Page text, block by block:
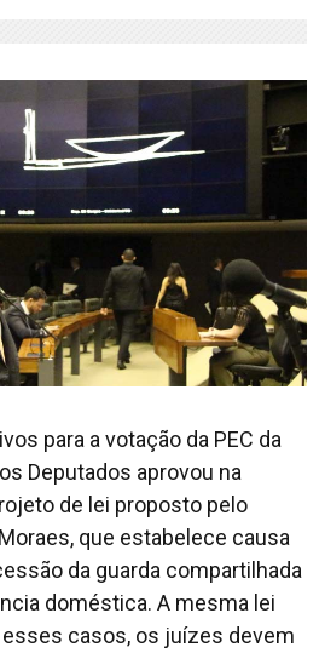
para a votação da PEC da
Deputados aprovou na
de lei proposto pelo
que estabelece causa
da guarda compartilhada
doméstica. A mesma lei
casos, os juízes devem